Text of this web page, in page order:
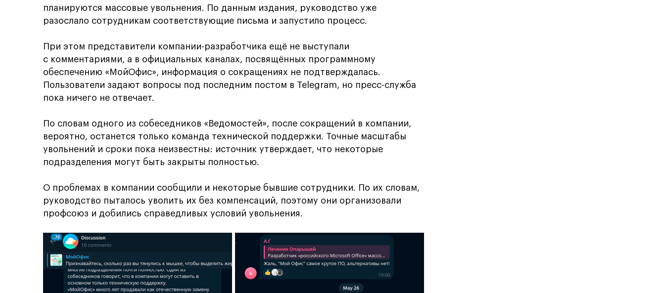
планируются массовые увольнения. По данным издания, руководство уже
разослало сотрудникам соответствующие письма и запустило процесс.
При этом представители компании-разработчика ещё не выступали
с комментариями, а в официальных каналах, посвящённых программному
обеспечению «МойОфис», информация о сокращениях не подтверждалась.
Пользователи задают вопросы под последним постом в Telegram, но пресс-служба
пока ничего не отвечает.
По словам одного из собеседников «Ведомостей», после сокращений в компании,
вероятно, останется только команда технической поддержки. Точные масштабы
увольнений и сроки пока неизвестны: источник утверждает, что некоторые
подразделения могут быть закрыты полностью.
О проблемах в компании сообщили и некоторые бывшие сотрудники. По их словам,
руководство пыталось уволить их без компенсаций, поэтому они организовали
профсоюз и добились справедливых условий увольнения.